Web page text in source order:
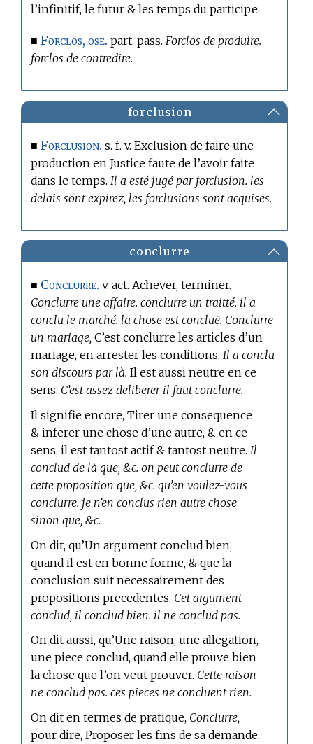
l’infinitif, le futur & les temps du participe.
■Forclos, ose. part. pass. Forclos de produire.
forclos de contredire.
forclusion
■Forclusion. s. f. v. Exclusion de faire une
production en Justice faute de l’avoir faite
dans le temps. Il a esté jugé par forclusion. les
delais sont expirez, les forclusions sont acquises.
conclurre
■ Conclurre. v. act. Achever, terminer.
Conclurre une affaire. conclurre un traitté. il a
conclu le marché. la chose est concluë. Conclurre
un mariage, C’est conclurre les articles d’un
mariage, en arrester les conditions.Il a conclu
son discours par là. Il est aussi neutre en ce
sens. C’est assez deliberer il faut conclurre.
Il signifie encore, Tirer une consequence
& inferer une chose d’une autre, & en ce
sens, il est tantost actif & tantost neutre. Il
conclud de là que, &c. on peut conclurre de
cette proposition que, &c. qu’en voulez-vous
conclurre. je n’en conclus rien autre chose
sinon que, &c.
On dit, qu’Un argument conclud bien,
quand il est en bonne forme, & que la
conclusion suit necessairement des
propositions precedentes. Cet argument
conclud, il conclud bien. il ne conclud pas.
On dit aussi, qu’Une raison, une allegation,
une piece conclud, quand elle prouve bien
la chose que l’on veut prouver. Cette raison
ne conclud pas. ces pieces ne concluent rien.
On dit entermes de pratique, Conclurre,
pour dire, Proposer les fins de sa demande,